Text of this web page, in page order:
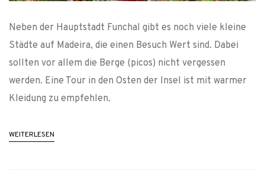
Neben der Hauptstadt Funchal gibt es noch viele kleine
Städte auf Madeira, die einen Besuch Wert sind. Dabei
sollten vor allem die Berge (picos) nicht vergessen
werden. Eine Tour in den Osten der Insel ist mit warmer
Kleidung zu empfehlen.
WEITERLESEN